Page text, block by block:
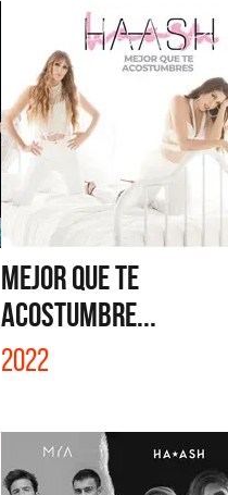
MEJOR QUE TE
ACOSTUMBRE...
2022